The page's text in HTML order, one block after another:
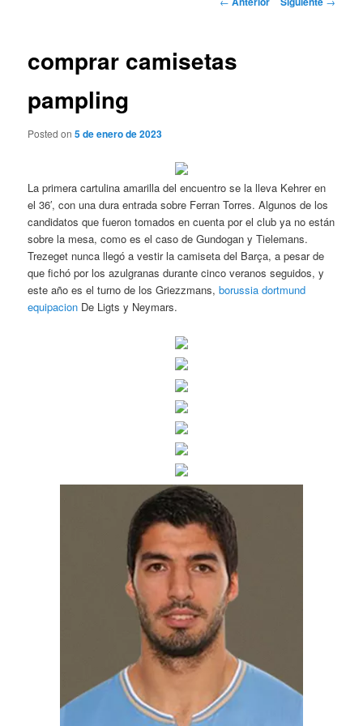
comprar camisetas
pampling
Posted on5 de enero de 2023
La primera cartulina amarilla del encuentro se la lleva Kehrer en
el 36′, con una dura entrada sobre Ferran Torres. Algunos de los
candidatos que fueron tomados en cuenta por el club ya no están
sobre la mesa, como es el caso de Gundogan y Tielemans.
Trezeget nunca llegó a vestir la camiseta del Barça, a pesar de
que fichó por los azulgranas durante cinco veranos seguidos, y
este año es el turno de los Griezzmans,borussia dortmund
equipacion De Ligts y Neymars.